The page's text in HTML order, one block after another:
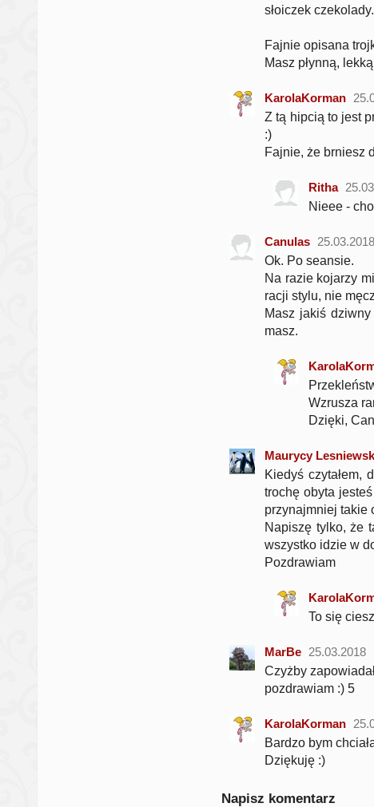
słoiczek
Fajnie opisana
Masz płynną,
KarolaKorman
Z tą hipcią to jest
:)
Fajnie, że brniesz
Ritha
Nieee -
Canulas 25.03.2018
Ok. Po seansie.
Na razie kojarzy
racji stylu, nie
Masz jakiś
masz.
Wzrusza
Dzięki,
Maurycy
Kiedyś czytałem,
trochę obyta
przynajmniej takie
Napiszę tylko, że
wszystko idzie w
Pozdrawiam
To się
MarBe 25.03.2018
Czyżby
pozdrawiam :) 5
KarolaKorman
Bardzo bym
Dziękuję :)
Napisz komentarz